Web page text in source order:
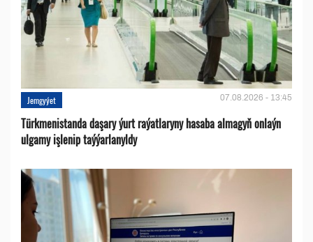
Jemgyýet 07.08.2026 - 13:45
Türkmenistanda daşary ýurt raýatlaryny hasaba almagyň onlaýn
ulgamy işlenip taýýarlanyldy